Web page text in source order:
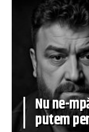
Nu ne-
putem